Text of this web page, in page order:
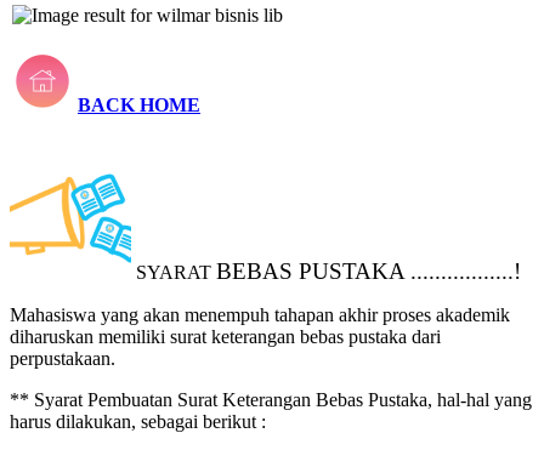
BACK HOME
SYARAT BEBAS PUSTAKA .................!
Mahasiswa yang akan menempuh tahapan akhir proses akademik
diharuskan memiliki surat keterangan bebas pustaka dari
perpustakaan.
** Syarat Pembuatan Surat Keterangan Bebas Pustaka, hal-hal yang
harus dilakukan, sebagai berikut :